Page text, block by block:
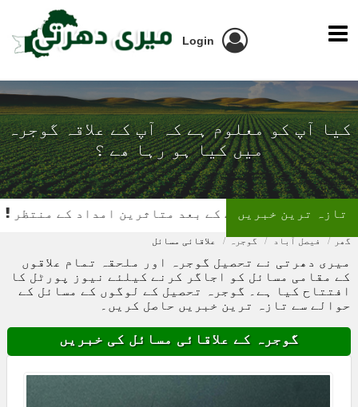
Login
کیا آپ کو معلوم ہے کہ آپ کے علاقہ گوجرہ
میں کیا ہو رہا ھے ؟
کے بعد متاثرین امداد کے منتظر تیز رفتار بس کی تازہ ترین خبریں
گھر فیصل آباد گوجرہ علاقائی مسائل
میری دھرتی نے تحصیل گوجرہ اور ملحقہ تمام علاقوں
کے مقامی مسائل کو اجاگر کرنے کیلئے نیوز پورٹل کا
افتتاح کیا ہے۔ گوجرہ تحصیل کے لوگوں کے مسائل کے
حوالے سے تازہ ترین خبریں حاصل کریں۔
گوجرہ کے علاقائی مسائل کی خبریں